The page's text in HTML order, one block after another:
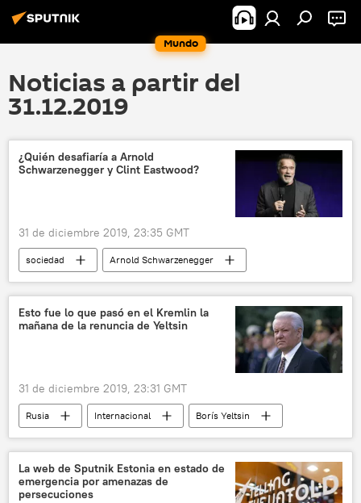
Mundo
Noticias a partir del
31.12.2019
¿Quién desafiaría a Arnold
Schwarzenegger y Clint Eastwood?
31 de diciembre 2019, 23:35 GMT
sociedad
Arnold Schwarzenegger
EEUU
noticias
Esto fue lo que pasó en el Kremlin la
mañana de la renuncia de Yeltsin
31 de diciembre 2019, 23:31 GMT
Rusia Internacional
Borís Yeltsin
noticias
La web de Sputnik Estonia en estado de
emergencia por amenazas de
persecuciones